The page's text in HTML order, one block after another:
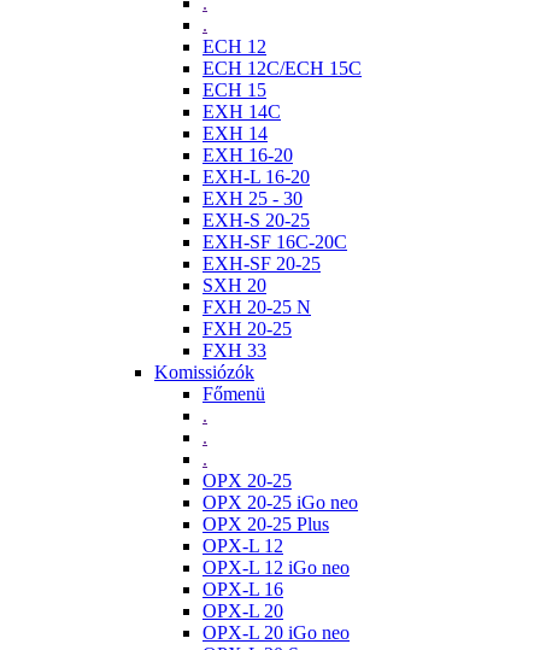
.
ECH 12
ECH 12C/ECH 15C
ECH 15
EXH 14C
EXH 14
EXH 16-20
EXH-L 16-20
EXH 25 - 30
EXH-S 20-25
EXH-SF 16C-20C
EXH-SF 20-25
SXH 20
FXH 20-25 N
FXH 20-25
FXH 33
Komissiózók
Főmenü
.
.
.
OPX 20-25
OPX 20-25 iGo neo
OPX 20-25 Plus
OPX-L 12
OPX-L 12 iGo neo
OPX-L 16
OPX-L 20
OPX-L 20 iGo neo